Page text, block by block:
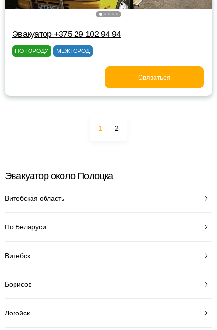
Эвакуатор +375 29 102 94 94
ПО ГОРОДУ МЕЖГОРОД
Связаться
1 2
Эвакуатор около Полоцка
Витебская область
По Беларуси
Витебск
Борисов
Логойск